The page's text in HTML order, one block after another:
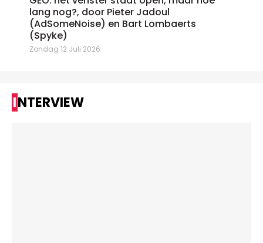
lang nog?, door Pieter Jadoul
(AdSomeNoise) en Bart Lombaerts
(Spyke)
Zondag 12 Juli 2026
INTERVIEW